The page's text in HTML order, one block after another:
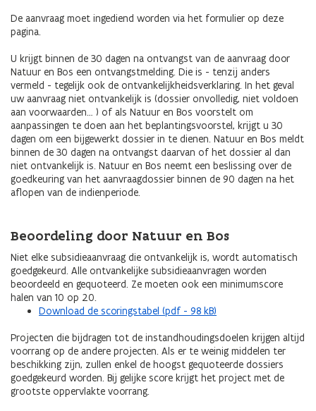
De aanvraag moet ingediend worden via het formulier op deze
pagina.
U krijgt binnen de 30 dagen na ontvangst van de aanvraag door
Natuur en Bos een ontvangstmelding. Die is - tenzij anders
vermeld - tegelijk ook de ontvankelijkheidsverklaring. In het geval
uw aanvraag niet ontvankelijk is (dossier onvolledig, niet voldoen
aan voorwaarden… ) of als Natuur en Bos voorstelt om
aanpassingen te doen aan het beplantingsvoorstel, krijgt u 30
dagen om een bijgewerkt dossier in te dienen. Natuur en Bos meldt
binnen de 30 dagen na ontvangst daarvan of het dossier al dan
niet ontvankelijk is. Natuur en Bos neemt een beslissing over de
goedkeuring van het aanvraagdossier binnen de 90 dagen na het
aflopen van de indienperiode.
Beoordeling door Natuur en Bos
Niet elke subsidieaanvraag die ontvankelijk is, wordt automatisch
goedgekeurd. Alle ontvankelijke subsidieaanvragen worden
beoordeeld en gequoteerd. Ze moeten ook een minimumscore
halen van 10 op 20.
Download de scoringstabel (pdf - 98 kB)
Projecten die bijdragen tot de instandhoudingsdoelen krijgen altijd
voorrang op de andere projecten. Als er te weinig middelen ter
beschikking zijn, zullen enkel de hoogst gequoteerde dossiers
goedgekeurd worden. Bij gelijke score krijgt het project met de
grootste oppervlakte voorrang.